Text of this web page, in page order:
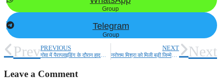
Group
Telegram
Group
PrevPREVIOUS NEXT
नरोत्तम मिश्रा को मिली बड़ी जिम्मेदारी, दिल्ली में संभालेंगे कमान Next
Leave a Comment